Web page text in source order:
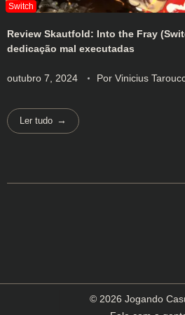
Review Skautfold: Into the Fray
dedicação mal executadas
outubro 7, 2024 Por Vinicius
Ler tudo
© 2026 Jogando